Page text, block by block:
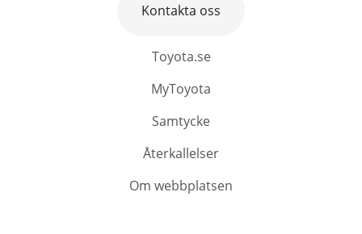
Toyota.se
MyToyota
Samtycke
Återkallelser
Om webbplatsen
Kontakta oss